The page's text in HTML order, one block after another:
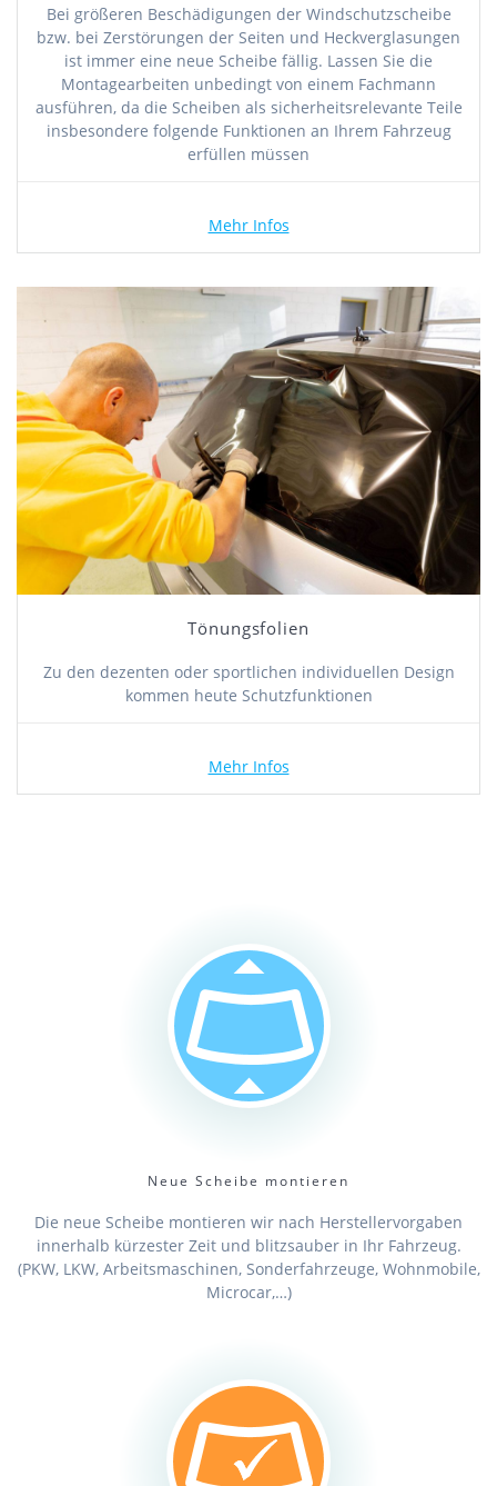
Bei größeren Beschädigungen der Windschutzscheibe
bzw. bei Zerstörungen der Seiten und Heckverglasungen
ist immer eine neue Scheibe fällig. Lassen Sie die
Montagearbeiten unbedingt von einem Fachmann
ausführen, da die Scheiben als sicherheitsrelevante Teile
insbesondere folgende Funktionen an Ihrem Fahrzeug
erfüllen müssen
Mehr Infos
Tönungsfolien
Zu den dezenten oder sportlichen individuellen Design
kommen heute Schutzfunktionen
Mehr Infos
Neue Scheibe montieren
Die neue Scheibe montieren wir nach Herstellervorgaben
innerhalb kürzester Zeit und blitzsauber in Ihr Fahrzeug.
(PKW, LKW, Arbeitsmaschinen, Sonderfahrzeuge, Wohnmobile,
Microcar,…)